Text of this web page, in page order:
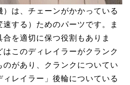
は、チェーンがかかっている
する）ためのパーツです。ま
を適切に保つ役割もありま
このディレイラーがクランク
のがあり、クランクについてい
ィレイラー」後輪についている